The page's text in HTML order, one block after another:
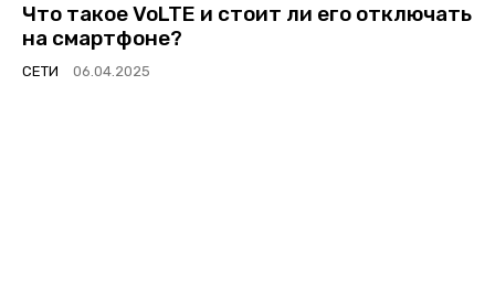
Что такое VoLTE и стоит ли его отключать
на смартфоне?
СЕТИ